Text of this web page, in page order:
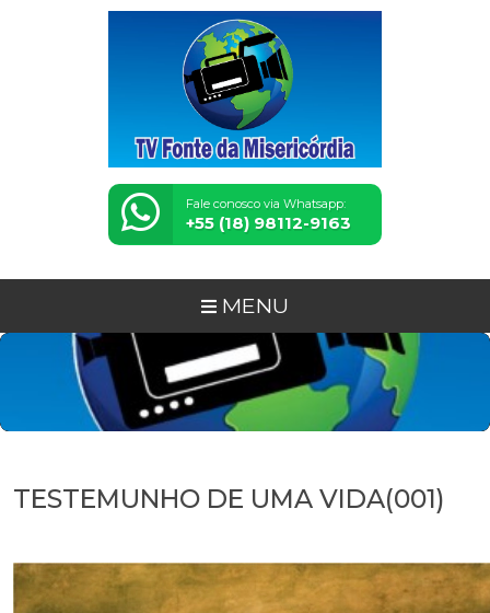
Fale conosco via Whatsapp:
+55 (18) 98112-9163
MENU
TESTEMUNHO DE UMA VIDA(001)